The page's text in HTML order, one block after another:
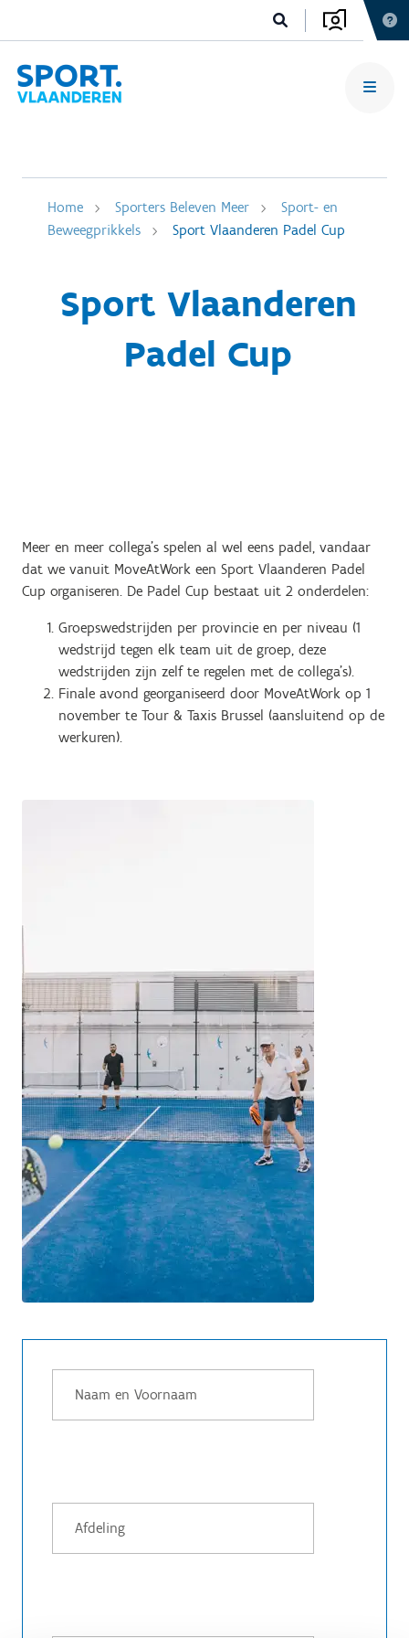
Home Sporters Beleven Meer
Sport- en
Beweegprikkels
Sport Vlaanderen Padel Cup
Sport Vlaanderen
Padel Cup
Meer en meer collega's spelen al wel eens padel, vandaar
dat we vanuit MoveAtWork een Sport Vlaanderen Padel
Cup organiseren. De Padel Cup bestaat uit 2 onderdelen:
Groepswedstrijden per provincie en per niveau (1
wedstrijd tegen elk team uit de groep, deze
wedstrijden zijn zelf te regelen met de collega's).
Finale avond georganiseerd door MoveAtWork op 1
november te Tour & Taxis Brussel (aansluitend op de
werkuren).